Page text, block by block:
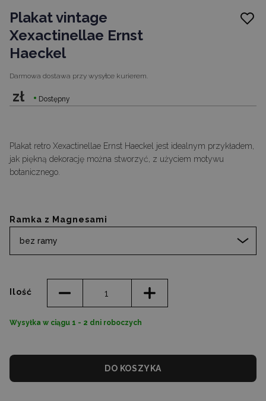
Plakat vintage
Xexactinellae Ernst
Haeckel
Darmowa dostawa przy wysyłce kurierem.
zł Dostępny
Plakat retro Xexactinellae Ernst Haeckel jest idealnym przykładem,
jak piękną dekorację można stworzyć, z użyciem motywu
botanicznego.
Wysyłka w ciągu 1 - 2 dni roboczych
Ramka z Magnesami
bez ramy
Ilość
DO KOSZYKA